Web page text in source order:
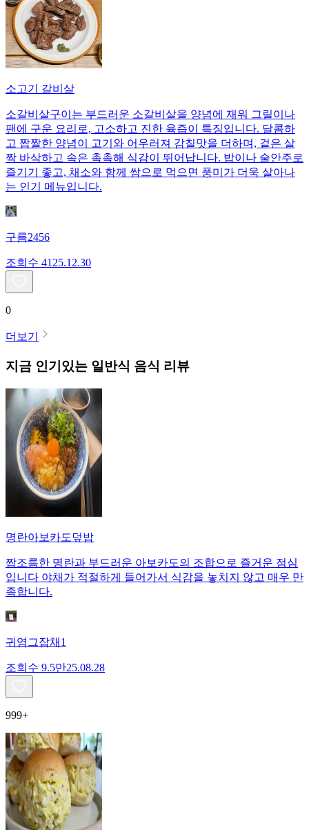
소고기 갈비살
소갈비살구이는 부드러운 소갈비살을 양념에 재워 그릴이나
팬에 구운 요리로, 고소하고 진한 육즙이 특징입니다. 달콤하
고 짭짤한 양념이 고기와 어우러져 감칠맛을 더하며, 겉은 살
짝 바삭하고 속은 촉촉해 식감이 뛰어납니다. 밥이나 술안주로
즐기기 좋고, 채소와 함께 쌈으로 먹으면 풍미가 더욱 살아나
는 인기 메뉴입니다.
구름2456
조회수 41 25.12.30
0
더보기
지금 인기있는 일반식 음식 리뷰
명란아보카도덮밥
짭조름한 명란과 부드러운 아보카도의 조합으로 즐거운 점심
입니다 야채가 적절하게 들어가서 식감을 놓치지 않고 매우 만
족합니다.
귀염그잡채1
조회수 9.5만25.08.28
999+